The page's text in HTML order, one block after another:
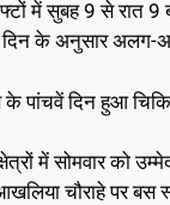
में सुबह 9 से
के अनुसार अलग-
पांचवें दिन हुआ
में सोमवार को
चौराहे पर बस